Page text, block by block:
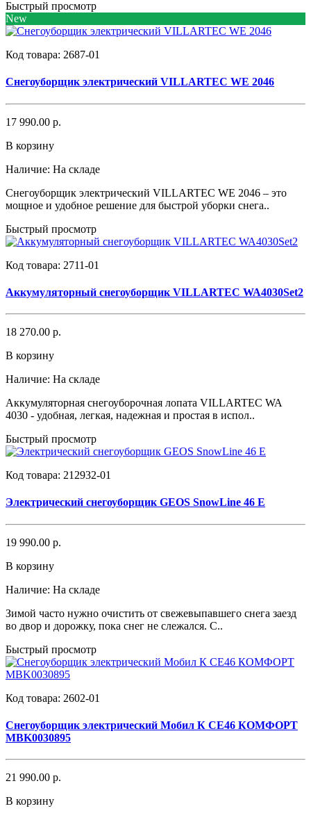
Быстрый просмотр
New
Код товара: 2687-01
Снегоуборщик электрический VILLARTEC WE 2046
17 990.00 р.
В корзину
Наличие: На складе
Снегоуборщик электрический VILLARTEC WE 2046 – это
мощное и удобное решение для быстрой уборки снега..
Быстрый просмотр
Код товара: 2711-01
Аккумуляторный снегоуборщик VILLARTEC WA4030Set2
18 270.00 р.
В корзину
Наличие: На складе
Аккумуляторная снегоуборочная лопата VILLARTEC WA
4030 - удобная, легкая, надежная и простая в испол..
Быстрый просмотр
Код товара: 212932-01
Электрический снегоуборщик GEOS SnowLine 46 E
19 990.00 р.
В корзину
Наличие: На складе
Зимой часто нужно очистить от свежевыпавшего снега заезд
во двор и дорожку, пока снег не слежался. С..
Быстрый просмотр
Код товара: 2602-01
Снегоуборщик электрический Мобил К СЕ46 КОМФОРТ
MBK0030895
21 990.00 р.
В корзину